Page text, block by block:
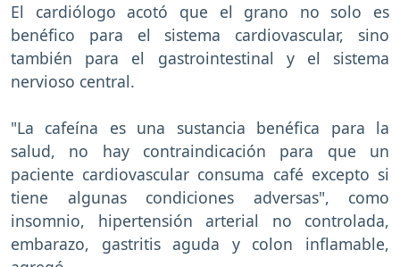
El cardiólogo acotó que el grano no solo es
benéfico para el sistema cardiovascular, sino
también para el gastrointestinal y el sistema
nervioso central.
"La cafeína es una sustancia benéfica para la
salud, no hay contraindicación para que un
paciente cardiovascular consuma café excepto si
tiene algunas condiciones adversas", como
insomnio, hipertensión arterial no controlada,
embarazo, gastritis aguda y colon inflamable,